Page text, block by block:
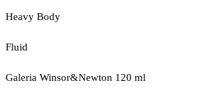
Heavy Body
Fluid
Galeria Winsor&Newton 120 ml